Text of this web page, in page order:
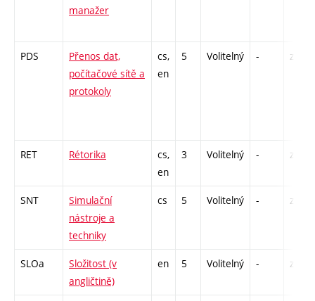
manažer
PDS
Přenos dat,
počítačové sítě a
protokoly
cs,
en
5 Volitelný - zk
RET Rétorika
cs,
en
3 Volitelný - zá
SNT
Simulační
nástroje a
techniky
cs 5 Volitelný - zá,zk
SLOa
Složitost (v
angličtině)
en 5 Volitelný - zk